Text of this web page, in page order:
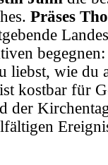
Präses
liebst, wie du
kostbar für
der